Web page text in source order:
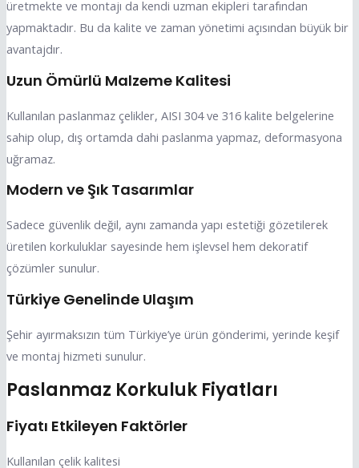
üretmekte ve montajı da kendi uzman ekipleri tarafından
yapmaktadır. Bu da kalite ve zaman yönetimi açısından büyük bir
avantajdır.
Uzun Ömürlü Malzeme Kalitesi
Kullanılan paslanmaz çelikler, AISI 304 ve 316 kalite belgelerine
sahip olup, dış ortamda dahi paslanma yapmaz, deformasyona
uğramaz.
Modern ve Şık Tasarımlar
Sadece güvenlik değil, aynı zamanda yapı estetiği gözetilerek
üretilen korkuluklar sayesinde hem işlevsel hem dekoratif
çözümler sunulur.
Türkiye Genelinde Ulaşım
Şehir ayırmaksızın tüm Türkiye’ye ürün gönderimi, yerinde keşif
ve montaj hizmeti sunulur.
Paslanmaz Korkuluk Fiyatları
Fiyatı Etkileyen Faktörler
Kullanılan çelik kalitesi